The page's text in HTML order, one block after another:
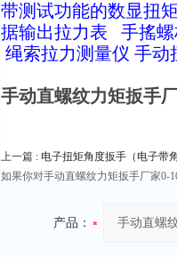
带测试功能的数显扭
据输出拉力表
手搖
绳索拉力测量仪 手动
手动直螺纹力矩扳手
上一篇 : 电子扭矩角度扳手（电子带
如果你对手动直螺纹力矩扳手厂家0-
产品：